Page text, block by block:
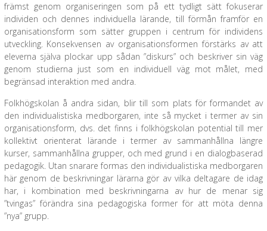
främst genom organiseringen som på ett tydligt sätt fokuserar
individen och dennes individuella lärande, till förmån framför en
organisationsform som sätter gruppen i centrum för individens
utveckling. Konsekvensen av organisationsformen förstärks av att
eleverna själva plockar upp sådan ”diskurs” och beskriver sin väg
genom studierna just som en individuell väg mot målet, med
begränsad interaktion med andra.
Folkhögskolan å andra sidan, blir till som plats för formandet av
den individualistiska medborgaren, inte så mycket i termer av sin
organisationsform, dvs. det finns i folkhögskolan potential till mer
kollektivt orienterat lärande i termer av sammanhållna längre
kurser, sammanhållna grupper, och med grund i en dialogbaserad
pedagogik. Utan snarare formas den individualistiska medborgaren
här genom de beskrivningar lärarna gör av vilka deltagare de idag
har, i kombination med beskrivningarna av hur de menar sig
”tvingas” förändra sina pedagogiska former för att möta denna
”nya” grupp.